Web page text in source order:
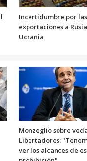
Incertidumbre por las
exportaciones a
Ucrania
Monzeglio sobre
Libertadores:
ver los alcances de